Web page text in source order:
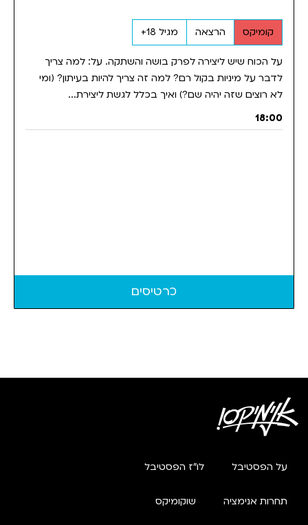
קומיקס הרצאה מגיל 18+
על הכוח שיש ליצירה לפרק בושה והשתקה.​ על: למה צריך
לדבר על מיניות בקול רם? למה זה צריך להיות בעיתון? (ומי
לא רוצים שזה יהיה שם?) ואיך בכלל לגשת ליצירת...
18:00
כרטיסים
על הפסטיבל לו"ז הפסטיבל
תחרות אנימציה שוקומיקס